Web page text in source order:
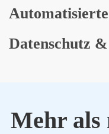
Daten­schutz
Mehr als